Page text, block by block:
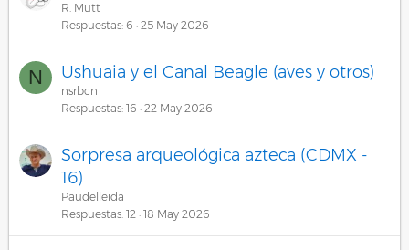
R. Mutt
Respuestas 6 25 May 2026
N Ushuaia y el Canal Beagle (aves y otros)
nsrbcn
Respuestas 16 22 May 2026
Sorpresa arqueológica azteca (CDMX -
16)
Paudelleida
Respuestas 12 18 May 2026